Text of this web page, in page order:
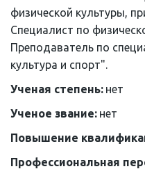
физической культуры,
Специалист по
Преподаватель по
культура и спорт".
Ученая степень: нет
Ученое звание: нет
Повышение
Профессиональная